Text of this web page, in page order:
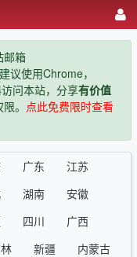
邮箱
议使用Chrome，
问本站，分享有价值
。 点此免费限时查看
广东
江苏
湖南
安徽
四川
广西
新疆
内蒙古